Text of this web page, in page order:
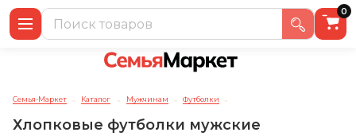
0
Семья-Маркет → Каталог → Мужчинам → Футболки →
Хлопковые футболки мужские